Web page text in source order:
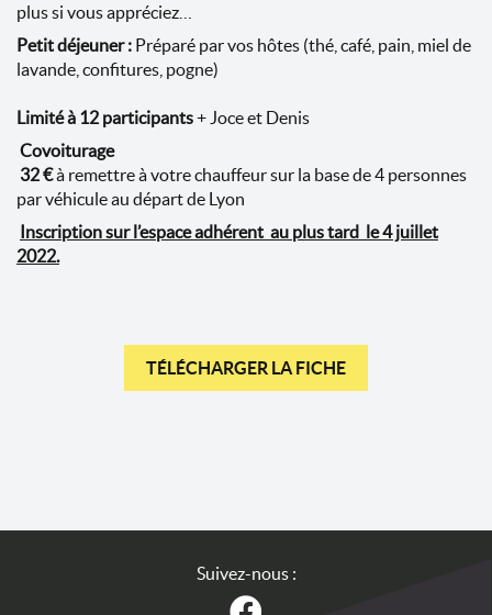
plus si vous appréciez…
Petit déjeuner : Préparé par vos hôtes (thé, café, pain, miel de
lavande, confitures, pogne)
Limité à 12 participants+ Joce et Denis
Covoiturage
32 €à remettre à votre chauffeur sur la base de 4 personnes
par véhicule au départ de Lyon
Inscription sur l’espace adhérent au plus tard le 4 juillet
2022.
TÉLÉCHARGER LA FICHE
Suivez-nous :